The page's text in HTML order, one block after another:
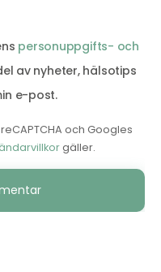
personuppgifts- och
av nyheter, hälsotips
e-post.
och Googles
gäller.